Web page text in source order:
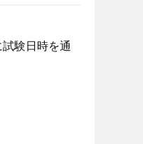
験日時を通